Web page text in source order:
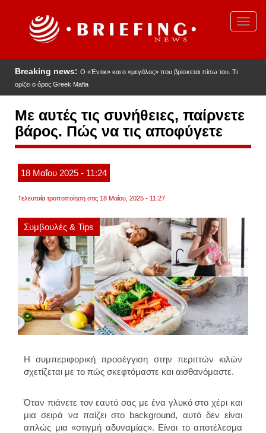
Breaking news: Ο «Έντικ» και ο «μεγάλος» που βρίσκεται πίσω του. Τι
ορίζει ο όρος Greek Mafia
Με αυτές τις συνήθειες, παίρνετε
βάρος. Πώς να τις αποφύγετε
18 Μαΐου 2025 - 11:24
Τελευταία τροποποίηση στις 18 Μαΐου, 2025 - 11:27
Συμβουλές & Tips
Η συμπεριφορική προσέγγιση στην περιττών κιλών
σχετίζεται με το πώς σκεφτόμαστε και αισθανόμαστε.
Όταν πιάνετε τον εαυτό σας με ένα γλυκό στο χέρι και
μια σειρά να παίζει στο background, αυτό δεν είναι
απλώς μια «στιγμή αδυναμίας». Είναι το αποτέλεσμα